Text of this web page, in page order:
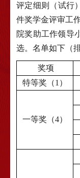
评定细则（试行
件奖学金评审工
院奖助工作领导
选。名单如下（
奖项
特等奖（1）
一等奖（4）